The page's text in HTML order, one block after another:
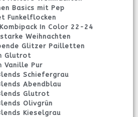
Basics mit Pep
Funkelflocken
In Color 22-24
Weihnachten
Glitzer Pailletten
Glutrot
Vanille Pur
Schiefergrau
Abendblau
Glutrot
Olivgrün
Kieselgrau